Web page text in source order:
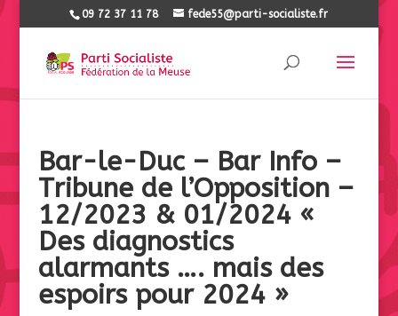
09 72 37 11 78 fede55@parti-socialiste.fr
Bar-le-Duc – Bar Info –
Tribune de l’Opposition –
12/2023 & 01/2024 «
Des diagnostics
alarmants …. mais des
espoirs pour 2024 »